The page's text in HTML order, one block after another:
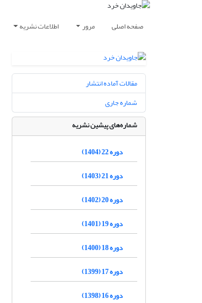
صفحه اصلی مرور اطلاعات نشریه
مقالات آماده انتشار
شماره جاری
شماره‌های پیشین نشریه
دوره 22 (1404)
دوره 21 (1403)
دوره 20 (1402)
دوره 19 (1401)
دوره 18 (1400)
دوره 17 (1399)
دوره 16 (1398)